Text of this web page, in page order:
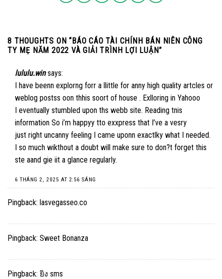
8 THOUGHTS ON “BÁO CÁO TÀI CHÍNH BÁN NIÊN CÔNG
TY MẸ NĂM 2022 VÀ GIẢI TRÌNH LỢI LUẬN”
lululu.win says:
I have beenn explorng forr a llittle for anny high quality artcles or
weblog postss oon thhis soort of house . Exlloring in Yahooo
I eventually stumbled upon ths webb site. Reading tnis
information So i’m happyy tto exxpress that I’ve a vesry
just right uncanny feeling I came uponn exactlky what I needed.
I so much wikthout a doubt will make sure to don?t forget this
ste aand gie iit a glance regularly.
6 THÁNG 2, 2025 AT 2:56 SÁNG
Pingback: lasvegasseo.co
Pingback: Sweet Bonanza
Pingback: ยิง sms